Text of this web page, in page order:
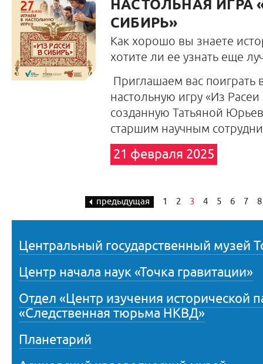
НАСТОЛЬНАЯ ИГРА
СИБИРЬ»
Как хорошо вы знаете
хотите ли ее узнать еще
Приглашаем вас поиграть
настольную игру «Из
созданную Татьяной
старшим научным
21 февраля 2025
предыдущая 1 2 3 4 5 6 7 8
Центральный государственный музей
Центр начала наук «Точка гравитации»
Отдел «Центр изучения исторической
«Следственная тюрьма НКВД»
Планетарий